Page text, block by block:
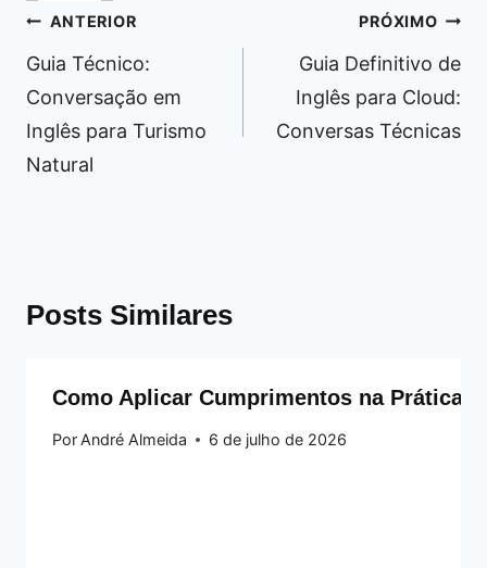
Navegação
de
Post
ANTERIOR
Guia Técnico:
Conversação em
Inglês para Turismo
Natural
PRÓXIMO
Guia Definitivo de
Inglês para Cloud:
Conversas Técnicas
Posts Similares
Como Aplicar Cumprimentos na Prática
PorAndré Almeida 6 de julho de 2026